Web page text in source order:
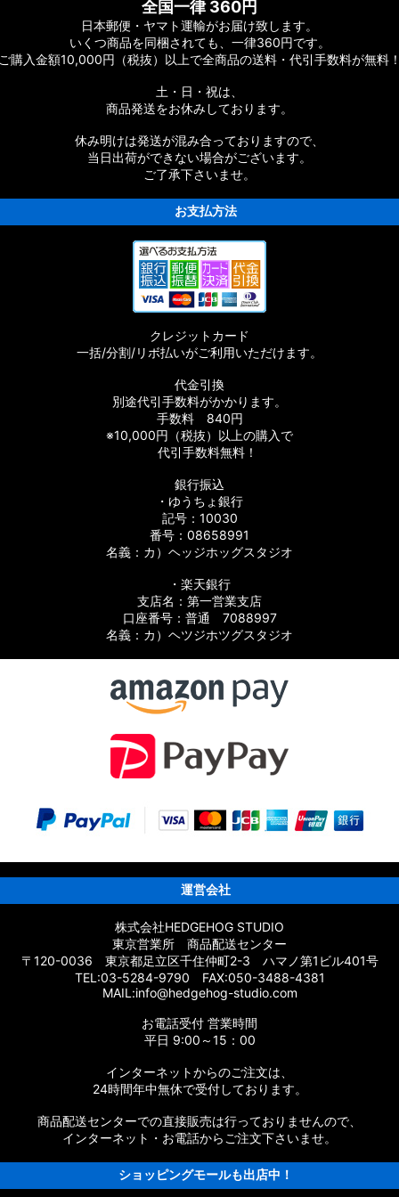
スタムパーツ
全国一律 360円
日本郵便・ヤマト運輸がお届け致します。
いくつ商品を同梱されても、一律360円です。
ご購入金額10,000円（税抜）以上で全商品の送料・代引手数料が無料
土・日・祝は、
商品発送をお休みしております。
休み明けは発送が混み合っておりますので、
当日出荷ができない場合がございます。
ご了承下さいませ。
お支払方法
クレジットカード
一括/分割/リボ払いがご利用いただけます。
代金引換
別途代引手数料がかかります。
手数料 840円
※10,000円（税抜）以上の購入で
代引手数料無料！
銀行振込
・ゆうちょ銀行
記号：10030
番号：08658991
名義：カ）ヘッジホッグスタジオ
・楽天銀行
支店名：第一営業支店
口座番号：普通 7088997
名義：カ）ヘツジホツグスタジオ
運営会社
株式会社HEDGEHOG STUDIO
東京営業所 商品配送センター
〒120-0036 東京都足立区千住仲町2-3 ハマノ第1ビル401号
TEL:03-5284-9790 FAX:050-3488-4381
MAIL:info@hedgehog-studio.com
お電話受付 営業時間
平日 9:00～15：00
インターネットからのご注文は、
24時間年中無休で受付しております。
商品配送センターでの直接販売は行っておりませんので、
インターネット・お電話からご注文下さいませ。
ショッピングモールも出店中！